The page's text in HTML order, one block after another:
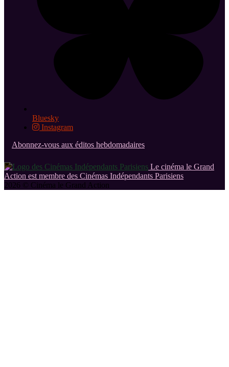
Bluesky
Instagram
Abonnez-vous aux éditos hebdomadaires
Le cinéma le Grand
Action est membre des Cinémas Indépendants Parisiens
2026 © Cinéma le Grand Action